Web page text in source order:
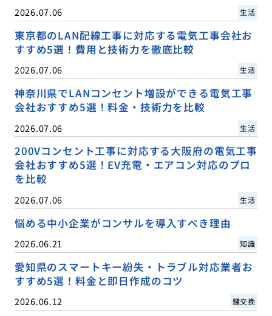
2026.07.06 生活
東京都のLAN配線工事に対応する電気工事会社お
すすめ5選！費用と技術力を徹底比較
2026.07.06 生活
神奈川県でLANコンセント増設ができる電気工事
会社おすすめ5選！料金・技術力を比較
2026.07.06 生活
200Vコンセント工事に対応する大阪府の電気工事
会社おすすめ5選！EV充電・エアコン対応のプロ
を比較
2026.07.06 生活
悩める中小企業がコンサルを導入すべき理由
2026.06.21 知識
愛知県のスマートキー紛失・トラブル対応業者お
すすめ5選！料金と即日作成のコツ
2026.06.12 鍵交換